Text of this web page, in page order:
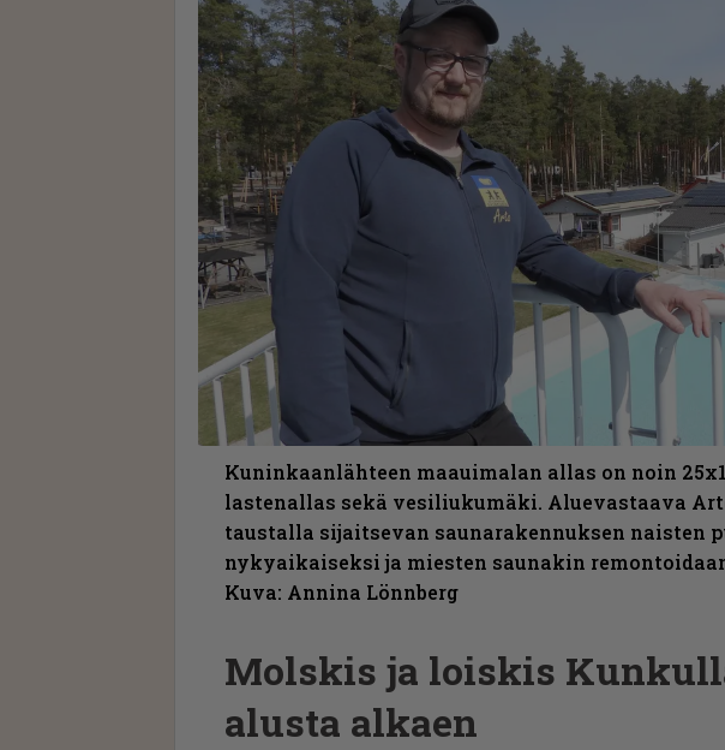
Kuninkaanlähteen maauimalan allas on noin
lastenallas sekä vesiliukumäki. Aluevastaava
taustalla sijaitsevan saunarakennuksen naisten
nykyaikaiseksi ja miesten saunakin
Kuva: Annina Lönnberg
Molskis ja loiskis
alusta alkaen